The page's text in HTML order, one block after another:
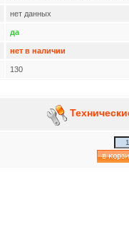
нет данных
да
нет в наличии
130